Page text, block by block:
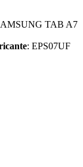
TAB A7
: EPS07UF